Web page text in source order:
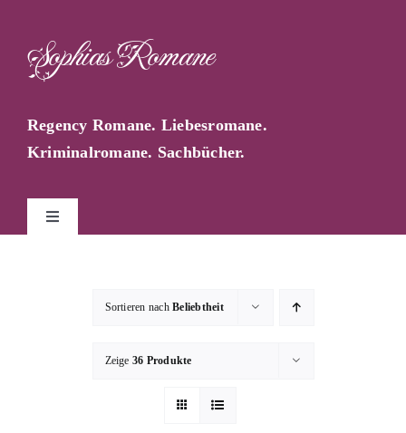
springenSophias Romane
Regency Romane. Liebesromane.
Kriminalromane. Sachbücher.
Toggle
Sortieren nachBeliebtheit
Zeige 36 Produkte